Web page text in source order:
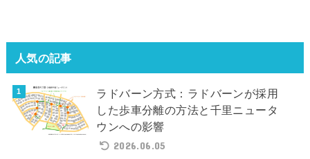
人気の記事
ラドバーン方式：ラドバーンが採用
した歩車分離の方法と千里ニュータ
ウンへの影響
2026.06.05